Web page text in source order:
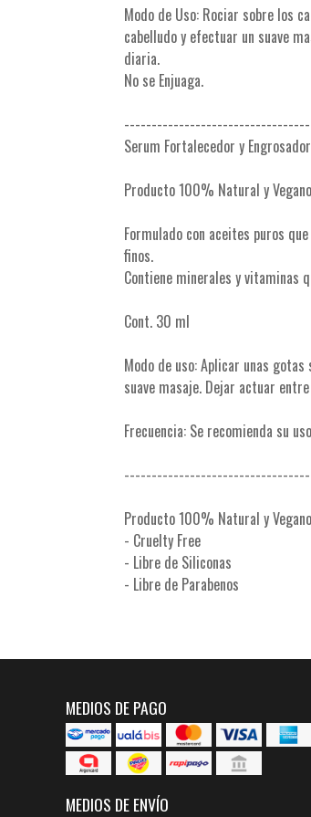
Modo de Uso: Rociar sobre los
cabelludo y efectuar un suave
diaria.
No se Enjuaga.
Serum Fortalecedor y Engrosador
Producto 100% Natural y
Formulado con aceites puros
finos.
Contiene minerales y vitaminas
Cont. 30 ml
Modo de uso: Aplicar unas
suave masaje. Dejar actuar
Frecuencia: Se recomienda su
Producto 100% Natural y
- Cruelty Free
- Libre de Siliconas
- Libre de Parabenos
MEDIOS DE PAGO
MEDIOS DE ENVÍO